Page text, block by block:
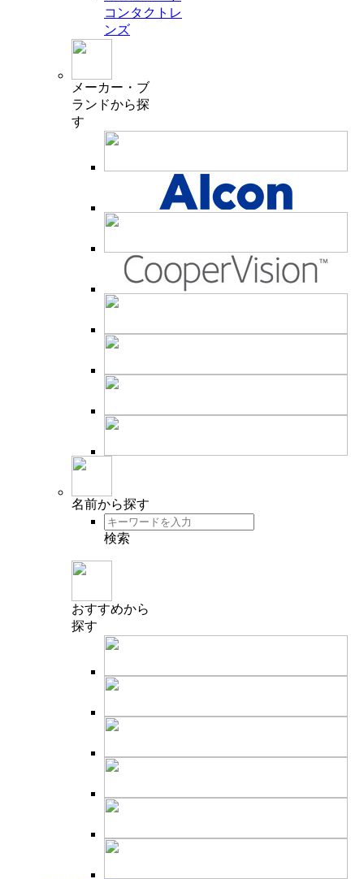
コンタクトレ
ンズ
メーカー・ブ
ランドから探
す
名前から探す
検索
おすすめから
探す